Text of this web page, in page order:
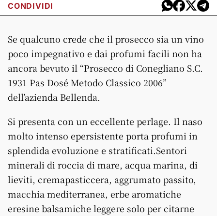
CONDIVIDI
Se qualcuno crede che il prosecco sia un vino
poco impegnativo e dai profumi facili non ha
ancora bevuto il “Prosecco di Conegliano S.C.
1931 Pas Dosé Metodo Classico 2006”
dell’azienda Bellenda.
Si presenta con un eccellente perlage. Il naso
molto intenso epersistente porta profumi in
splendida evoluzione e stratificati.Sentori
minerali di roccia di mare, acqua marina, di
lieviti, cremapasticcera, aggrumato passito,
macchia mediterranea, erbe aromatiche
eresine balsamiche leggere solo per citarne